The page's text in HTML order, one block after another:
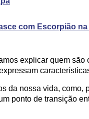
com Escorpião na
explicar quem são
da nossa vida, como,
ponto de transição